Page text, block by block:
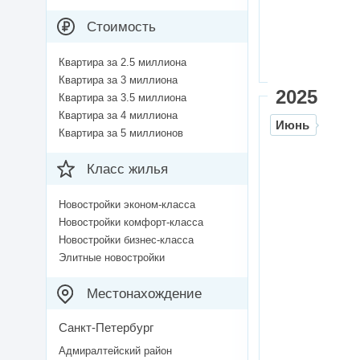
2025
Июнь
Стоимость
Квартира за 2.5 миллиона
Квартира за 3 миллиона
Квартира за 3.5 миллиона
Квартира за 4 миллиона
Квартира за 5 миллионов
Класс жилья
Новостройки эконом-класса
Новостройки комфорт-класса
Новостройки бизнес-класса
Элитные новостройки
Местонахождение
Санкт-Петербург
Адмиралтейский район